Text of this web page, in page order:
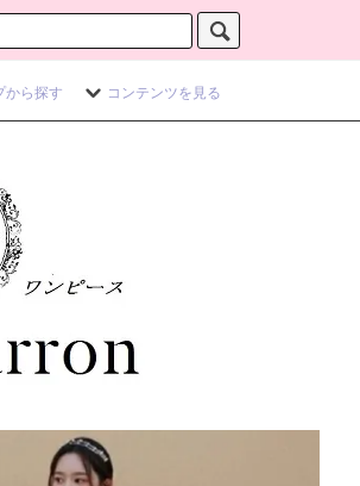
から探す コンテンツを見る